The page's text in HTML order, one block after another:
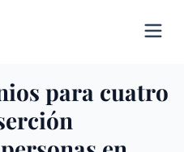
para cuatro